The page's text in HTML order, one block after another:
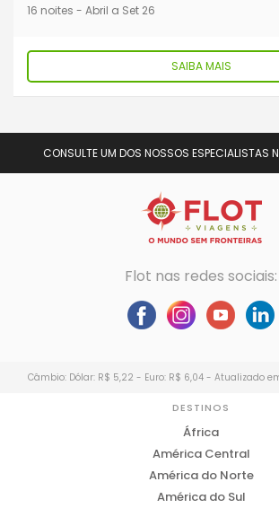
16 noites - Abril a Set 26
SAIBA MAIS
CONSULTE UM DOS NOSSOS ESPECIALISTAS
Flot nas redes sociais:
Câmbio: Dólar: R$ 5,22 - Euro: R$ 6,04 - Atualizado
DESTINOS
África
América Central
América do Norte
América do Sul